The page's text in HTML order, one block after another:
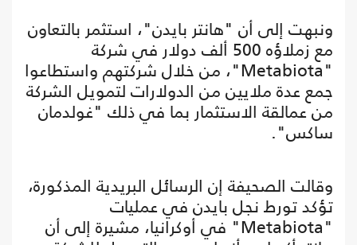
ونبهت إلى أن "هانتر بايدن"، استثمر بالتعاون
مع زملاؤه 500 ألف دولار في شركة
"Metabiota"، من خلال شركتهم واستطاعوا
جمع عدة ملايين من الدولارات لتمويل الشركة
من عمالقة الاستثمار بما في ذلك "غولدمان
ساكس".
وقالت الصحيفة إن الرسائل البريدية المذكورة،
تؤكد تورط نجل بايدن في عمليات
"Metabiota" في أوكرانيا، مشيرة إلى أن